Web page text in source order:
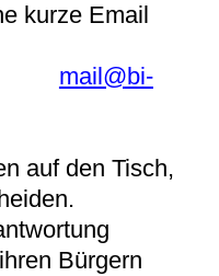
kurze Email
mail@bi-
auf den Tisch,
Bürgern